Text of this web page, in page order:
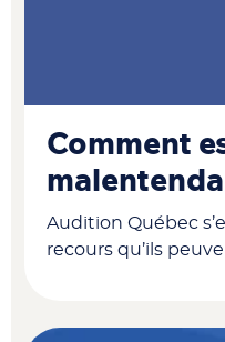
Comment
Audition Québec
recours qu’ils